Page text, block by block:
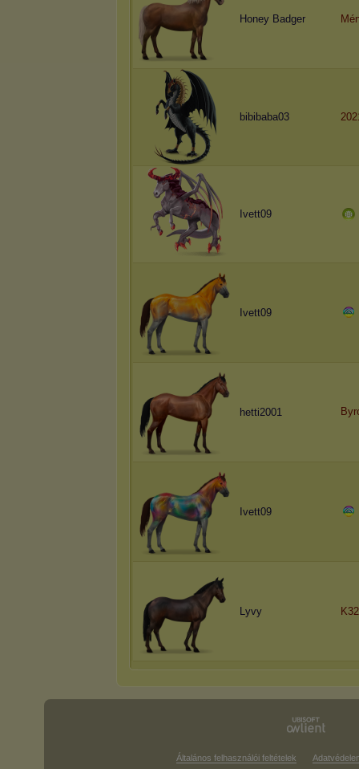
Honey Badger
bibibaba03
Ivett09
Ivett09
hetti2001
Ivett09
Lyvy
Általános felhasználói feltételek